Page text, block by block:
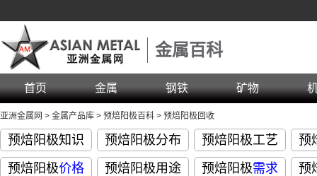
金属百科
首页 金属 钢铁 矿物
亚洲金属网 > 金属产品库 > 预焙阳极百科 > 预焙阳极回收
预焙阳极知识 预焙阳极分布 预焙阳极工艺
预
预焙阳极价格 预焙阳极用途 预焙阳极需求 预